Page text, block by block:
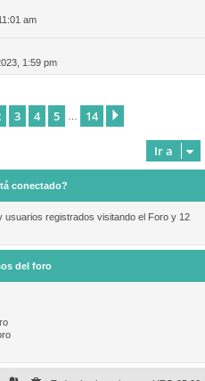
am
1:59 pm
de 14
3 4 5 14
Ir a
conectado?
registrados visitando el Foro y 12
del foro